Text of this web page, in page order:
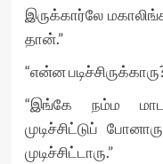
இருக்கார்லே
தான்.”
“என்ன
“இங்கே நம்ம
முடிச்சிட்டுப்
முடிச்சிட்டாரு.”